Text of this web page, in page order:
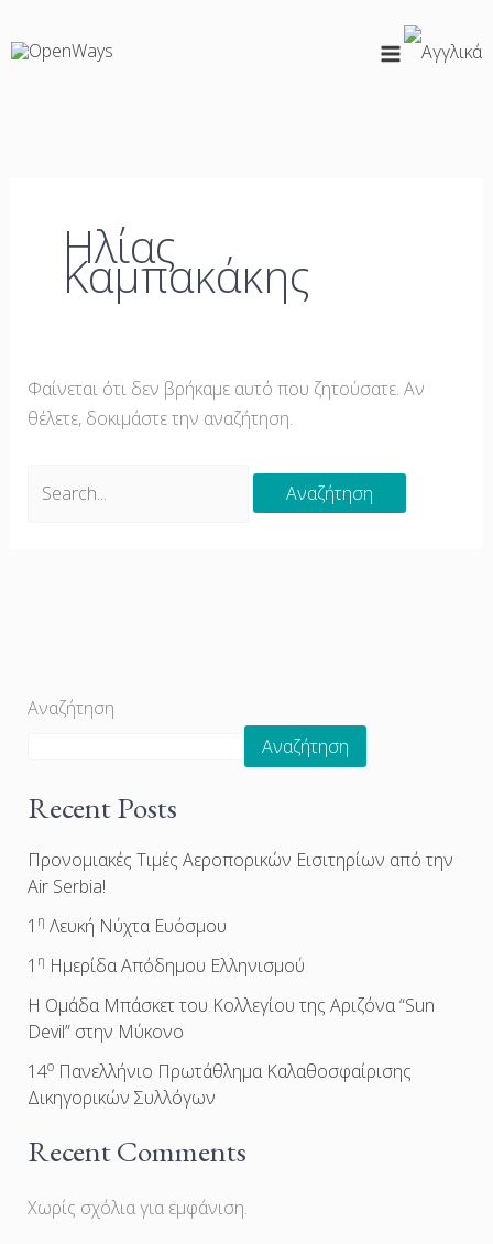
στο
Ηλίας
Καμπακάκης
Φαίνεται ότι δεν βρήκαμε αυτό που ζητούσατε. Αν
θέλετε, δοκιμάστε την αναζήτηση.
για:
Αναζήτηση
Αναζήτηση
Recent Posts
Προνομιακές Τιμές Αεροπορικών Εισιτηρίων από την
Air Serbia!
1 η Λευκή Νύχτα Ευόσμου
1 η Ημερίδα Απόδημου Ελληνισμού
Η Ομάδα Μπάσκετ του Κολλεγίου της Αριζόνα “Sun
Devil” στην Μύκονο
14οΠανελλήνιο Πρωτάθλημα Καλαθοσφαίρισης
Δικηγορικών Συλλόγων
Recent Comments
Χωρίς σχόλια για εμφάνιση.